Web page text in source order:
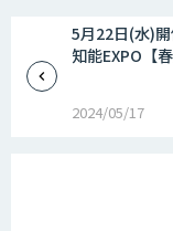
5月22日(水)
知能EXPO【
2024/05/17